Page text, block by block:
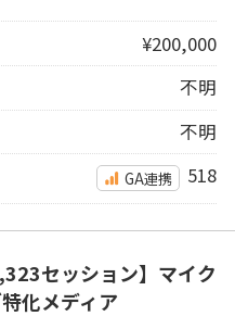
¥200,000
不明
不明
GA連携 518
セッション】マイク
化メディア